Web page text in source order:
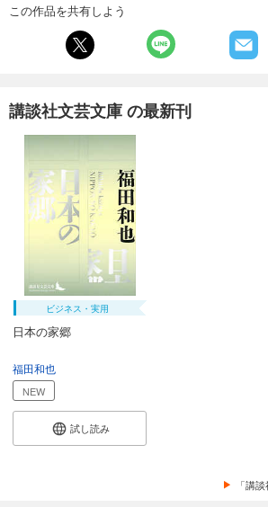
この作品を共有しよう
講談社文芸文庫 の最新刊
ビジネス・実用
日本の家郷
福田和也
NEW
試し読み
「講